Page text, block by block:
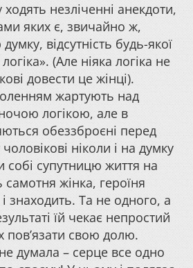
незліченні анекдоти,
яких є, звичайно ж,
відсутність будь-якої
(Але ніяка логіка не
довести це жінці).
жартують над
логікою, але в
обеззброєні перед
ніколи і на думку
собі супутницю життя на
жінка, героїня
і знаходить. Та не одного, а
їй чекає непростий
пов’язати свою долю.
думала – серце все одно